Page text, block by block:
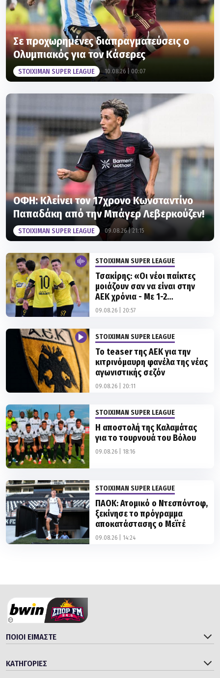
Σε προχωρημένες διαπραγματεύσεις ο
Ολυμπιακός για τον Κάσερες
STOIXIMAN SUPER LEAGUE 10.08.26 | 00:07
ΟΦΗ: Κλείνει τον 17χρονο Κωνσταντίνο
Παπαδάκη από την Μπάγερ Λεβερκούζεν!
STOIXIMAN SUPER LEAGUE 09.08.26 | 21:15
STOIXIMAN SUPER LEAGUE
Τσακίρης: «Οι νέοι παίκτες
μοιάζουν σαν να είναι στην
ΑΕΚ χρόνια - Με 1-2
προσθήκες μπορεί να το...
09.08.26 | 20:57
STOIXIMAN SUPER LEAGUE
Το teaser της ΑΕΚ για την
κιτρινόμαυρη φανέλα της νέας
αγωνιστικής σεζόν
09.08.26 | 20:11
STOIXIMAN SUPER LEAGUE
Η αποστολή της Καλαμάτας
για το τουρνουά του Βόλου
09.08.26 | 18:16
STOIXIMAN SUPER LEAGUE
ΠΑΟΚ: Ατομικό ο Ντεσπόντοφ,
ξεκίνησε το πρόγραμμα
αποκατάστασης ο Μεϊτέ
09.08.26 | 14:24
ΠΟΙΟΙ ΕΙΜΑΣΤΕ
ΚΑΤΗΓΟΡΙΕΣ